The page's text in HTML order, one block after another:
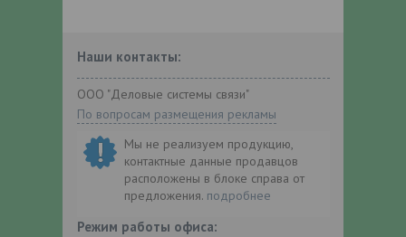
Наши контакты:
ООО "Деловые системы связи"
По вопросам размещения рекламы
Мы не реализуем продукцию,
контактные данные продавцов
расположены в блоке справа от
предложения. подробнее
Режим работы офиса: